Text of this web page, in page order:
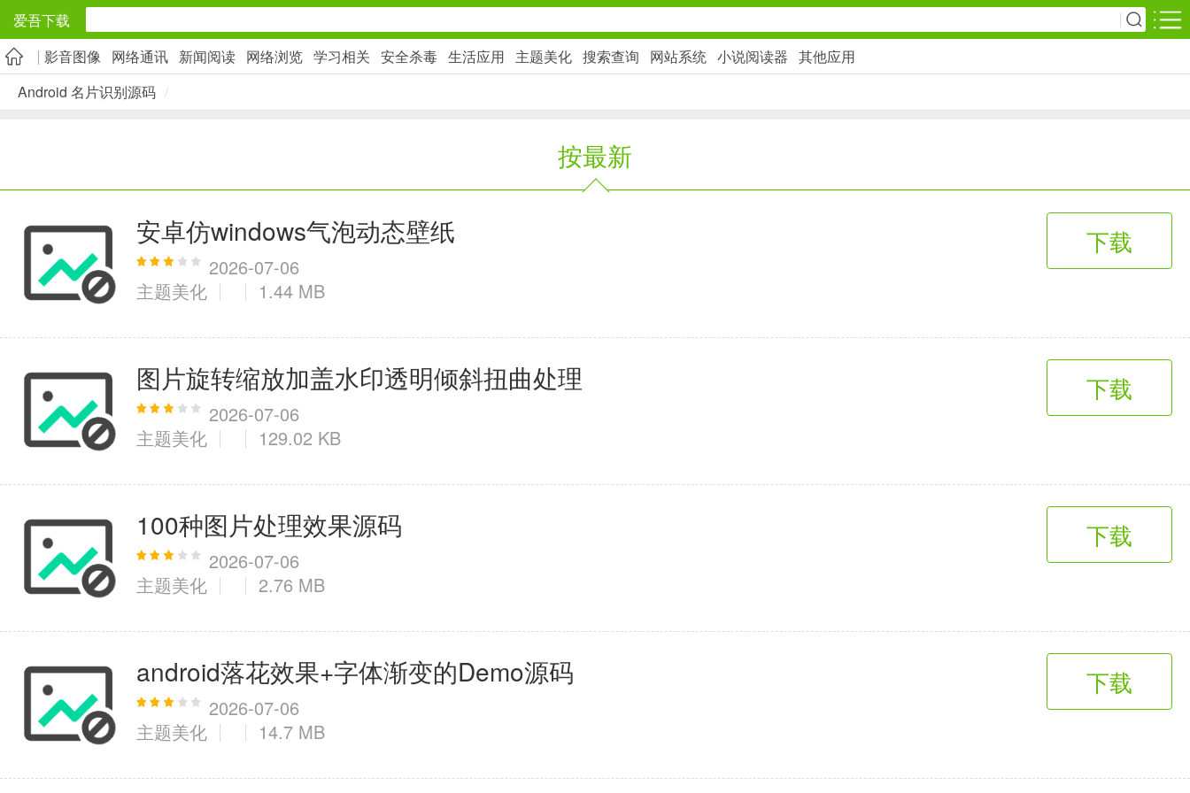
爱吾下载
安卓应用
旅游出行
社交通讯
2千+款应用
影音播放
实用工具
2万+款应用
6千+款应用
资讯阅读
1万+款应用
学习办公
3万+款应用
生活服务
医疗健康
6千+款应用
2百+款应用
3千+款应用
图像拍照
9百+款应用
影音图像 网络通讯 新闻阅读 网络浏览 学习相关 安全杀毒 生活应用 主题美化 搜索查询 网站系统 小说阅读器 其他应用
Android 名片识别源码 /
按最新
安卓仿windows气泡动态壁纸
2026-07-06
主题美化
1.44 MB
下载
图片旋转缩放加盖水印透明倾斜扭曲处理
2026-07-06
主题美化
129.02 KB
下载
100种图片处理效果源码
2026-07-06
主题美化
2.76 MB
下载
android落花效果+字体渐变的Demo源码
2026-07-06
主题美化
14.7 MB
下载